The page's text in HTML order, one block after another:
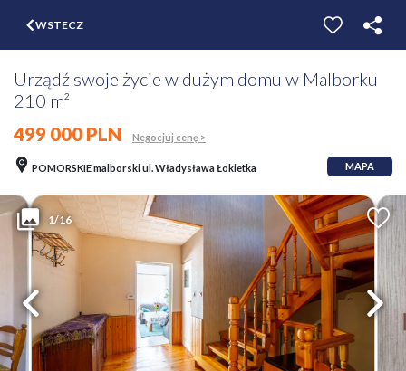
WSTECZ
Urządź swoje życie w dużym domu w Malborku
210 m²
499 000 PLN
Negocjuj cenę >
POMORSKIE malborski ul. Władysława Łokietka MAPA
1/16